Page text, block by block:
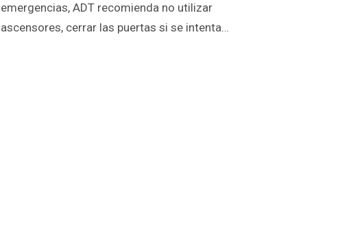
emergencias, ADT recomienda no utilizar
ascensores, cerrar las puertas si se intenta…